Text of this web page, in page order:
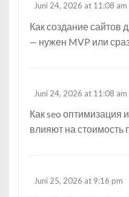
Juni 24, 2026 at 11:08 am
Каксоздание сайтов
— нужен MVP или
Juni 24, 2026 at 11:08 am
Какseo оптимизация
влияют на стоимость
Juni 25, 2026 at 9:16 pm